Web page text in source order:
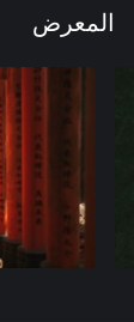
المعرض